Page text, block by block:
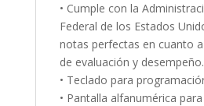
• Cumple con la
Federal de los Estados
notas perfectas en cuanto
de evaluación y desempeño.
• Teclado para
• Pantalla alfanumérica